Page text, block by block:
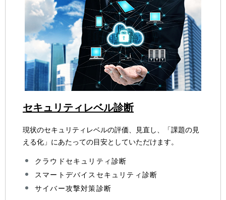
セキュリティレベル診断
現状のセキュリティレベルの評価、見直し、「課題の見
える化」にあたっての目安としていただけます。
クラウドセキュリティ診断
スマートデバイスセキュリティ診断
サイバー攻撃対策診断